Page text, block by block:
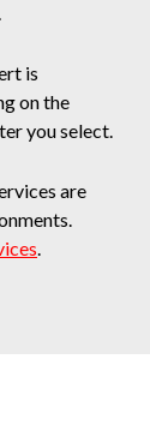
is
on the
you select.
are